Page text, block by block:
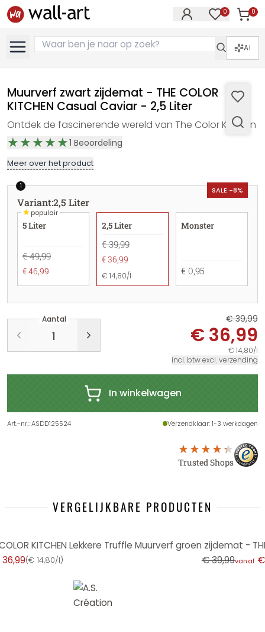
0 0
AI
Muurverf zwart zijdemat - THE COLOR
KITCHEN Casual Caviar - 2,5 Liter
Ontdek de fascinerende wereld van The Color Kitchen
1 Beoordeling
Meer over het product
SALE -8%
1
Variant:2,5 Liter
★populair
5 Liter
€ 49,99
€ 46,99
2,5 Liter
€ 39,99
€ 36,99
€ 14,80/l
Monster
€ 0,95
Aantal € 39,99
€ 36,99
€ 14,80/l
incl. btw excl. verzending
In winkelwagen
Art.-nr.:ASDD125524 Verzendklaar: 1-3 werkdagen
Trusted Shops
VERGELIJKBARE PRODUCTEN
KITCHEN Lekkere Truffle
(€ 14,80/l)
Muurverf groen zijdemat -
€ 39,99vanaf